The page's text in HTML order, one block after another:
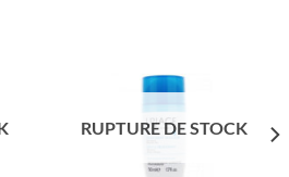
RUPTURE DE STOCK